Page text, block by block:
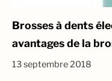
Brosses à dents
avantages de la
13 septembre 2018